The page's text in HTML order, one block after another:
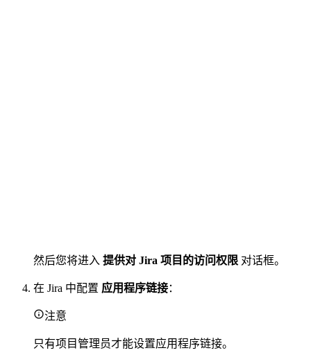
然后您将进入 提供对 Jira 项目的访问权限 对话框。
在 Jira 中配置 应用程序链接：
注意
只有项目管理员才能设置应用程序链接。